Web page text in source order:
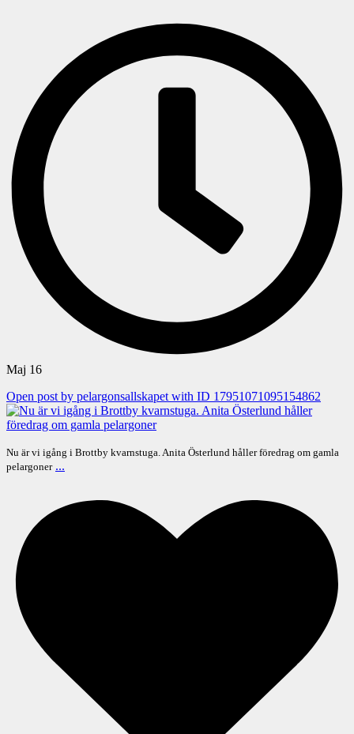
Maj 16
Open post by pelargonsallskapet with ID 17951071095154862
Nu är vi igång i Brottby kvarnstuga. Anita Österlund håller föredrag om gamla
pelargoner ...